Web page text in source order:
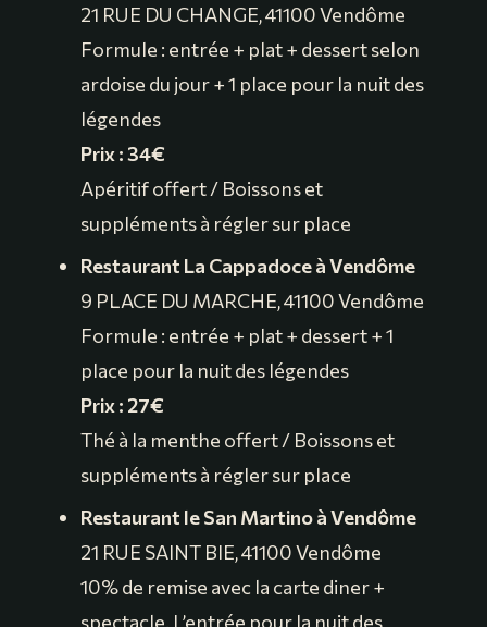
21 RUE DU CHANGE, 41100 Vendôme
Formule : entrée + plat + dessert selon
ardoise du jour + 1 place pour la nuit des
légendes
Prix : 34€
Apéritif offert / Boissons et
suppléments à régler sur place
Restaurant La Cappadoce à Vendôme
9 PLACE DU MARCHE, 41100 Vendôme
Formule : entrée + plat + dessert + 1
place pour la nuit des légendes
Prix : 27€
Thé à la menthe offert / Boissons et
suppléments à régler sur place
Restaurant le San Martino à Vendôme
21 RUE SAINT BIE, 41100 Vendôme
10% de remise avec la carte diner +
spectacle. L’entrée pour la nuit des